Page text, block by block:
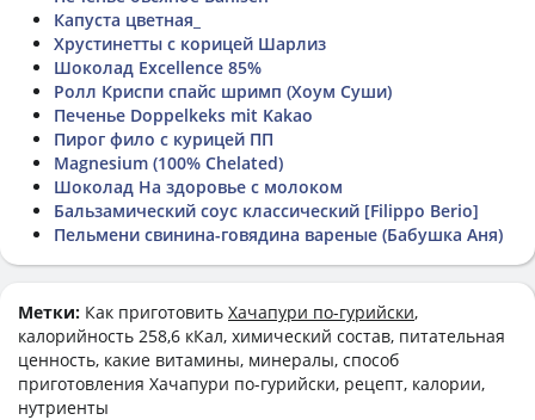
Капуста цветная_
Хрустинетты с корицей Шарлиз
Шоколад Excellence 85%
Ролл Криспи спайс шримп (Хоум Суши)
Печенье Doppelkeks mit Kakao
Пирог фило с курицей ПП
Magnesium (100% Chelated)
Шоколад На здоровье с молоком
Бальзамический соус классический [Filippo Berio]
Пельмени свинина-говядина вареные (Бабушка Аня)
Метки: Как приготовить Хачапури по-гурийски,
калорийность 258,6 кКал, химический состав, питательная
ценность, какие витамины, минералы, способ
приготовления Хачапури по-гурийски, рецепт, калории,
нутриенты